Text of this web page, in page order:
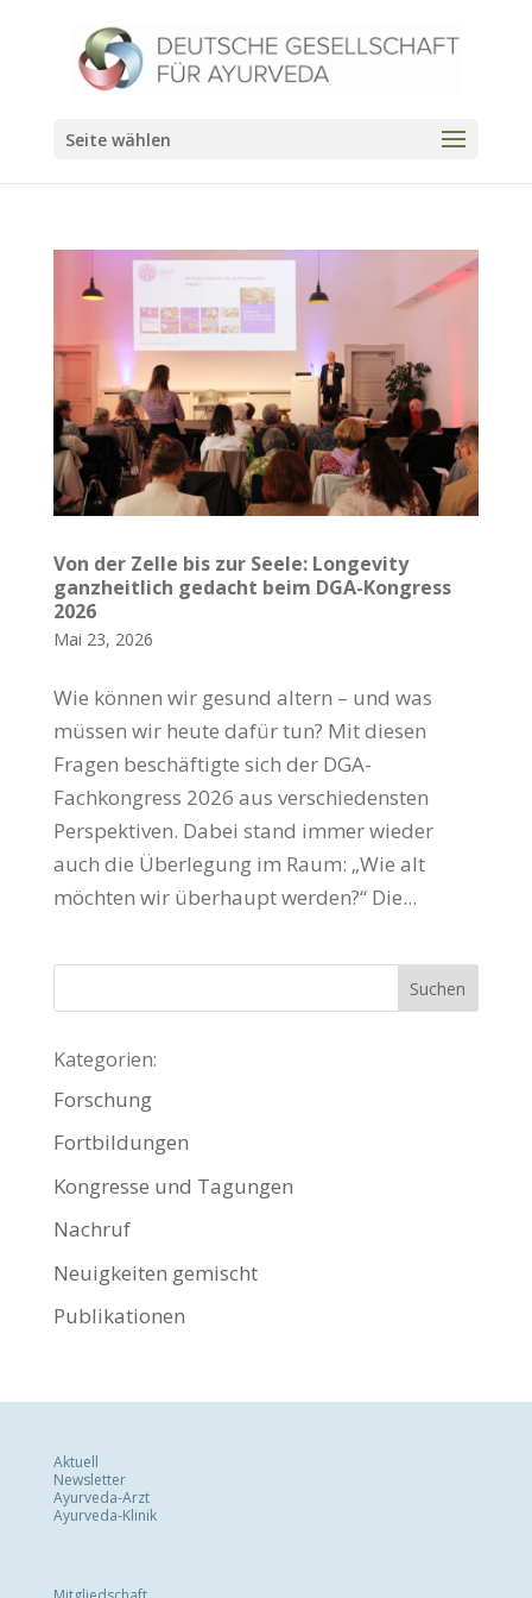
Seite wählen
Von der Zelle bis zur Seele: Longevity
ganzheitlich gedacht beim DGA-Kongress
2026
Mai 23, 2026
Wie können wir gesund altern – und was
müssen wir heute dafür tun? Mit diesen
Fragen beschäftigte sich der DGA-
Fachkongress 2026 aus verschiedensten
Perspektiven. Dabei stand immer wieder
auch die Überlegung im Raum: „Wie alt
möchten wir überhaupt werden?“ Die...
Kategorien:
Forschung
Fortbildungen
Kongresse und Tagungen
Nachruf
Neuigkeiten gemischt
Publikationen
Aktuell
Newsletter
Ayurveda-Arzt
Ayurveda-Klinik